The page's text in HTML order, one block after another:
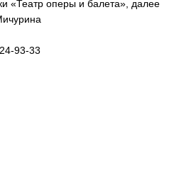
«Театр оперы и балета», далее
93-33